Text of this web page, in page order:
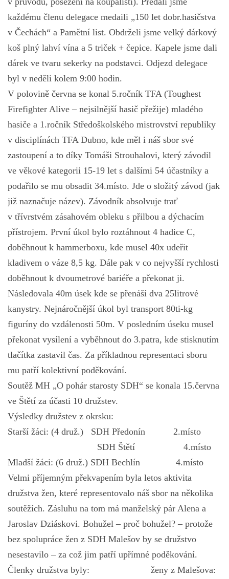
každému členu delegace medaili „150 let dobr.hasičstva
v Čechách“ a Pamětní list. Obdrželi jsme velký dárkový
koš plný lahví vína a 5 triček + čepice. Kapele jsme dali
dárek ve tvaru sekerky na podstavci. Odjezd delegace
byl v neděli kolem 9:00 hodin.
V polovině června se konal 5.ročník TFA (Toughest
Firefighter Alive – nejsilnější hasič přežije) mladého
hasiče a 1.ročník Středoškolského mistrovství republiky
v disciplínách TFA Dubno, kde měl i náš sbor své
zastoupení a to díky Tomáši Strouhalovi, který závodil
ve věkové kategorii 15-19 let s dalšími 54 účastníky a
podařilo se mu obsadit 34.místo. Jde o složitý závod (jak
již naznačuje název). Závodník absolvuje trať
v třívrstvém zásahovém obleku s přilbou a dýchacím
přístrojem. První úkol bylo roztáhnout 4 hadice C,
doběhnout k hammerboxu, kde musel 40x udeřit
kladivem o váze 8,5 kg. Dále pak v co nejvyšší rychlosti
doběhnout k dvoumetrové bariéře a překonat ji.
Následovala 40m úsek kde se přenáší dva 25litrové
kanystry. Nejnáročnější úkol byl transport 80ti-kg
figuríny do vzdálenosti 50m. V posledním úseku musel
překonat vysílení a vyběhnout do 3.patra, kde stisknutím
tlačítka zastavil čas. Za příkladnou representaci sboru
mu patří kolektivní poděkování.
Soutěž MH „O pohár starosty SDH“ se konala 15.června
ve Štětí za účasti 10 družstev.
Výsledky družstev z okrsku:
Starší žáci: (4 druž.) SDH Předonín 2.místo
SDH Štětí 4.místo
Mladší žáci: (6 druž.) SDH Bechlín 4.místo
Velmi příjemným překvapením byla letos aktivita
družstva žen, které representovalo náš sbor na několika
soutěžích. Zásluhu na tom má manželský pár Alena a
Jaroslav Dziáskovi. Bohužel – proč bohužel? – protože
bez spolupráce žen z SDH Malešov by se družstvo
nesestavilo – za což jim patří upřímné poděkování.
Členky družstva byly: ženy z Malešova: